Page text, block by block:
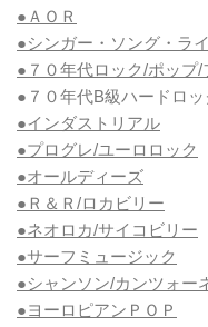
●ＡＯＲ
●シンガー・ソング・ラ
●７０年代ロック/ポップ/
●７０年代B級ハードロッ
●インダストリアル
●プログレ/ユーロロック
●オールディーズ
●Ｒ＆Ｒ/ロカビリー
●ネオロカ/サイコビリー
●サーフミュージック
●シャンソン/カンツォー
●ヨーロピアンＰＯＰ